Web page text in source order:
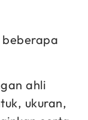
beberapa
ahli
ukuran,